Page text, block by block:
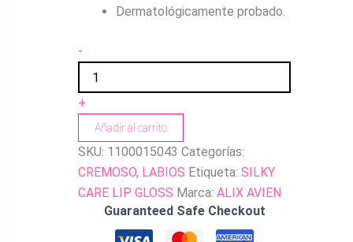
Dermatológicamente probado.
-
+
Añadir al carrito
SKU: 1100015043 Categorías:
CREMOSO, LABIOS Etiqueta: SILKY
CARE LIP GLOSS Marca: ALIX AVIEN
Guaranteed Safe Checkout